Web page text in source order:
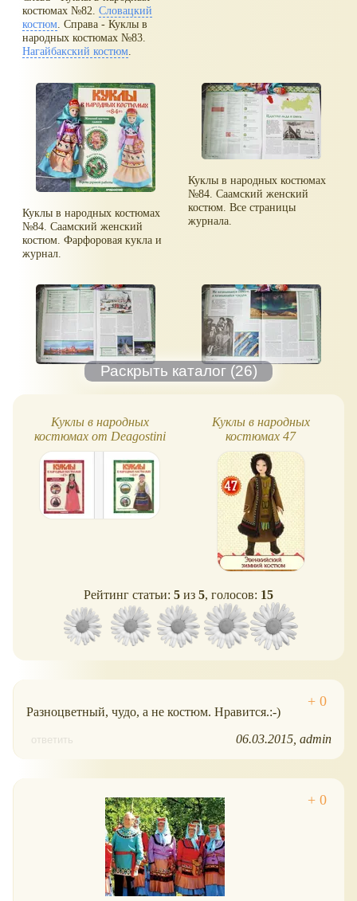
костюмах №82.Словацкий
костюм . Справа - Куклы в
народных костюмах №83.
Нагайбакский костюм
Куклы в народных костюмах
№84. Саамский женский
костюм. Фарфоровая кукла и
журнал.
Куклы в народных костюмах
№84. Саамский женский
костюм. Все страницы
журнала.
Куклы в народных
костюмах от Deagostini
Куклы в народных
костюмах 47
Рейтинг статьи: 5 из 5, голосов: 15
Разноцветный, чудо, а не костюм. Нравится.:-)
ответить 06.03.2015 admin